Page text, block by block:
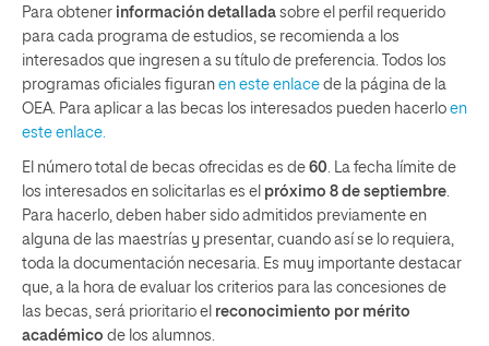
Para obtener información detallada sobre el perfil requerido
para cada programa de estudios, se recomienda a los
interesados que ingresen a su título de preferencia. Todos los
programas oficiales figuran en este enlace de la página de la
OEA. Para aplicar a las becas los interesados pueden hacerlo en
este enlace.
El número total de becas ofrecidas es de 60. La fecha límite de
los interesados en solicitarlas es el próximo 8 de septiembre.
Para hacerlo, deben haber sido admitidos previamente en
alguna de las maestrías y presentar, cuando así se lo requiera,
toda la documentación necesaria. Es muy importante destacar
que, a la hora de evaluar los criterios para las concesiones de
las becas, será prioritario el reconocimiento por mérito
académico de los alumnos.